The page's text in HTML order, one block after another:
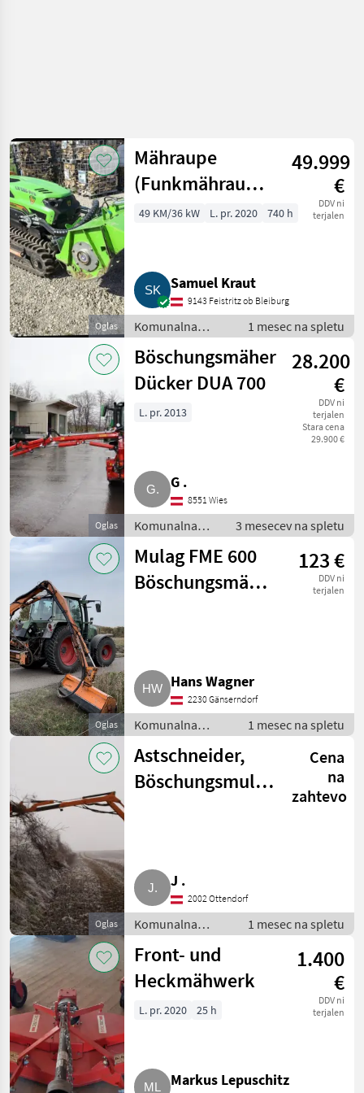
Oglas
Mähraupe
(Funkmähraupe)
MDB LV 500 Pro
49.999
€
DDV ni
terjalen
49 KM/36 kW L. pr. 2020 740 h
Samuel Kraut
9143 Feistritz ob Bleiburg
Komunalna
oprema /
Kosilnica za
brežine
1 mesec na spletu
Oglas
Böschungsmäher
Dücker DUA 700
28.200
€
DDV ni
terjalen
Stara cena
29.900 €
L. pr. 2013
G .
8551 Wies
Komunalna
oprema /
Kosilnica za
brežine
3 mesecev na spletu
Oglas
Mulag FME 600
Böschungsmäher,
123 €
DDV ni
terjalen
Hans Wagner
2230 Gänserndorf
Komunalna
oprema /
Kosilnica za
brežine
1 mesec na spletu
Oglas
Astschneider,
Böschungsmulcher
Cena
na
zahtevo
J .
2002 Ottendorf
Komunalna
oprema /
Kosilnica za
brežine
1 mesec na spletu
Front- und
Heckmähwerk
1.400
€
DDV ni
terjalen
L. pr. 2020 25 h
Markus Lepuschitz